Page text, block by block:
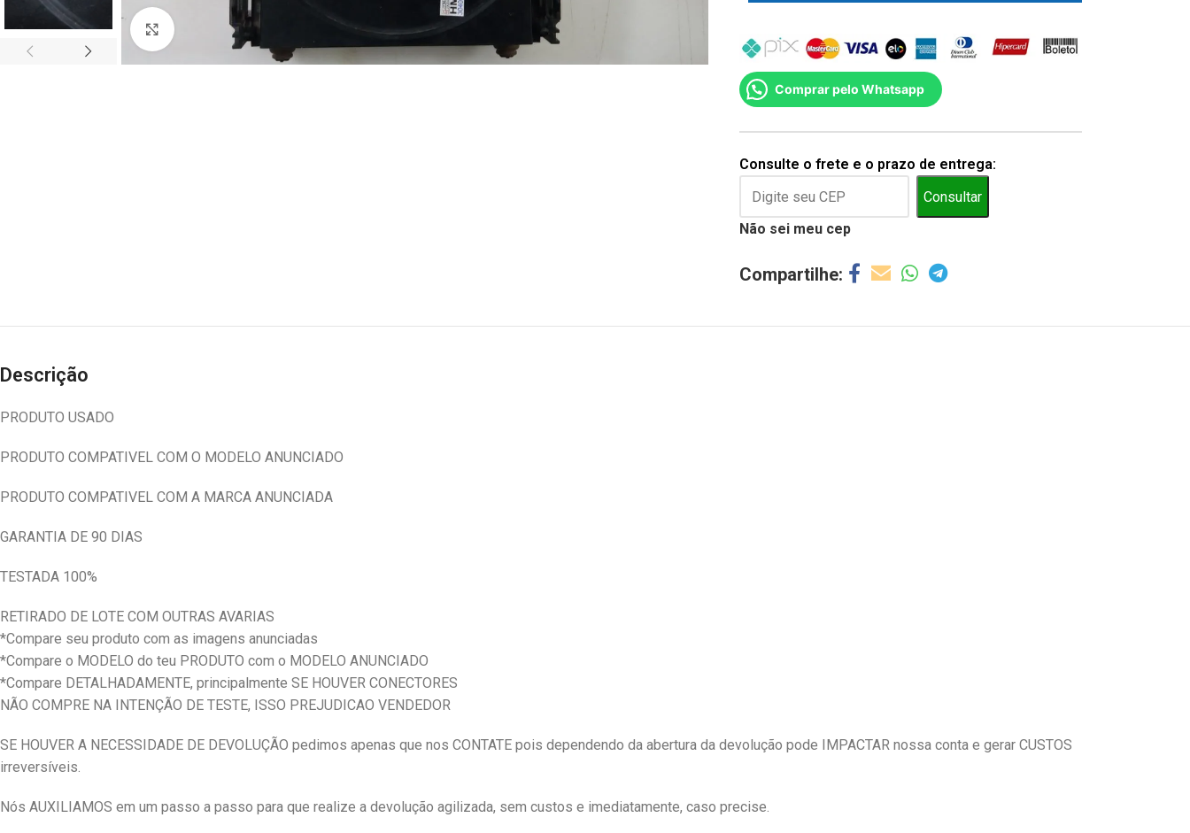
Abrir imagem
Comprar pelo Whatsapp
Consulte o frete e o prazo de entrega:
Consultar
Não sei meu cep
Descrição
PRODUTO USADO
PRODUTO COMPATIVEL COM O MODELO ANUNCIADO
PRODUTO COMPATIVEL COM A MARCA ANUNCIADA
GARANTIA DE 90 DIAS
TESTADA 100%
RETIRADO DE LOTE COM OUTRAS AVARIAS
*Compare seu produto com as imagens anunciadas
*Compare o MODELO do teu PRODUTO com o MODELO ANUNCIADO
*Compare DETALHADAMENTE, principalmente SE HOUVER CONECTORES
NÃO COMPRE NA INTENÇÃO DE TESTE, ISSO PREJUDICAO VENDEDOR
SE HOUVER A NECESSIDADE DE DEVOLUÇÃO pedimos apenas que nos CONTATE pois dependendo da abertura da devolução pode IMPACTAR nossa conta e gerar CUSTOS
irreversíveis.
Nós AUXILIAMOS em um passo a passo para que realize a devolução agilizada, sem custos e imediatamente, caso precise.